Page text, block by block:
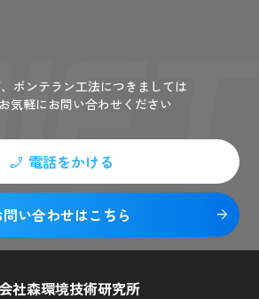
ボンテラン工法につきましては
気軽にお問い合わせください
phone_enabled 電話をかける
問い合わせはこちら arrow_forward
社森環境技術研究所